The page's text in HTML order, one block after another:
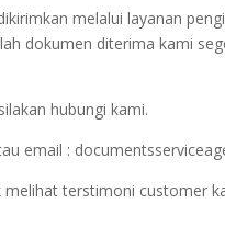
melalui layanan
dokumen diterima kami
hubungi kami.
email :
terstimoni customer